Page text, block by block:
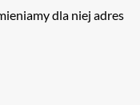
dla niej adres